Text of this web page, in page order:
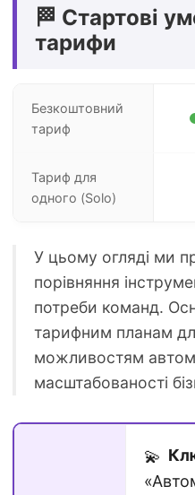
🏁 Стартові
тарифи
Безкоштовний
тариф
Тариф для
одного (Solo)
У цьому огляді ми
порівняння
потреби команд.
тарифним планам
можливостям
масштабованості
💫